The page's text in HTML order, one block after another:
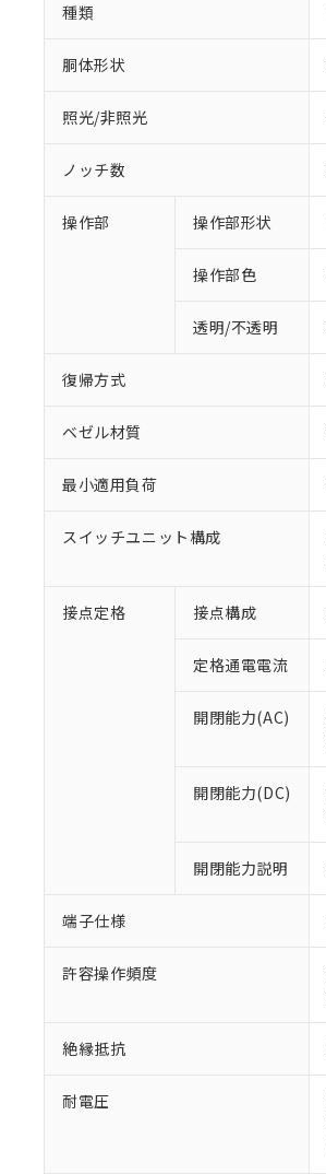
種類
胴体形状
照光/非照光
ノッチ数
操作部 操作部形状
操作部色
透明/不透明
復帰方式
ベゼル材質
最小適用負荷
スイッチユニット構成
接点定格 接点構成
定格通電電流
開閉能力(AC)
開閉能力(DC)
開閉能力説明
端子仕様
許容操作頻度
絶縁抵抗
耐電圧